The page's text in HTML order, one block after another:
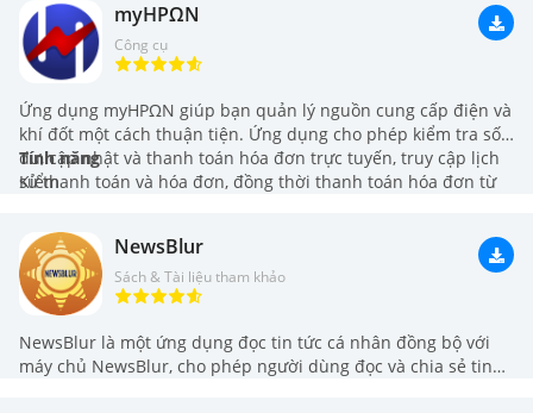
myΗΡΩΝ
Công cụ
Ứng dụng myΗΡΩΝ giúp bạn quản lý nguồn cung cấp điện và
khí đốt một cách thuận tiện. Ứng dụng cho phép kiểm tra số
dư, cập nhật và thanh toán hóa đơn trực tuyến, truy cập lịch
sử thanh toán và hóa đơn, đồng thời thanh toán hóa đơn từ
tiêu thụ và xem lịch sử tiêu dùng.
Tính năng
Kiểm
NewsBlur
Sách & Tài liệu tham khảo
NewsBlur là một ứng dụng đọc tin tức cá nhân đồng bộ với
máy chủ NewsBlur, cho phép người dùng đọc và chia sẻ tin